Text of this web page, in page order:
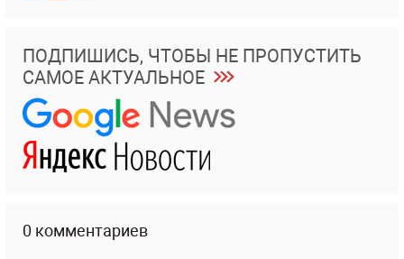
ПОДПИШИСЬ, ЧТОБЫ НЕ ПРОПУСТИТЬ
САМОЕ АКТУАЛЬНОЕ
0 комментариев